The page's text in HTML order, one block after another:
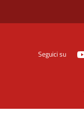
Seguici su